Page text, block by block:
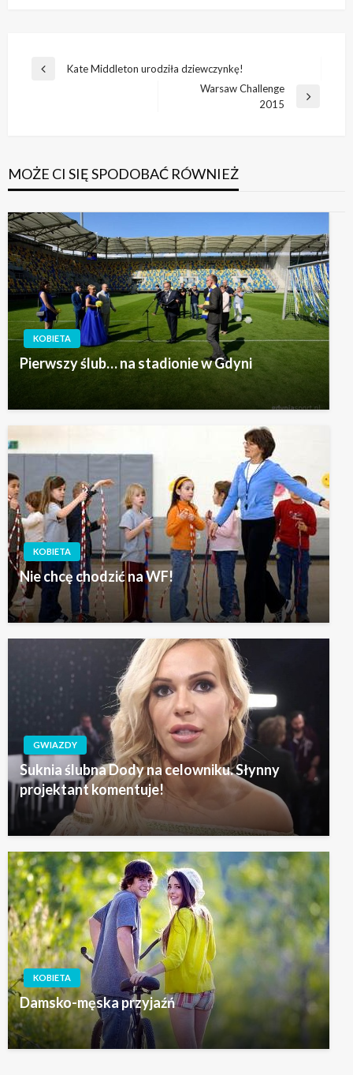
Nawigacja
Poprzedni
Kate Middleton urodziła dziewczynkę!
Warsaw Challenge
2015
MOŻE CI SIĘ SPODOBAĆ RÓWNIEŻ
KOBIETA
Pierwszy ślub… na stadionie w Gdyni
KOBIETA
Nie chcę chodzić na WF!
GWIAZDY
Suknia ślubna Dody na celowniku. Słynny
projektant komentuje!
KOBIETA
Damsko-męska przyjaźń